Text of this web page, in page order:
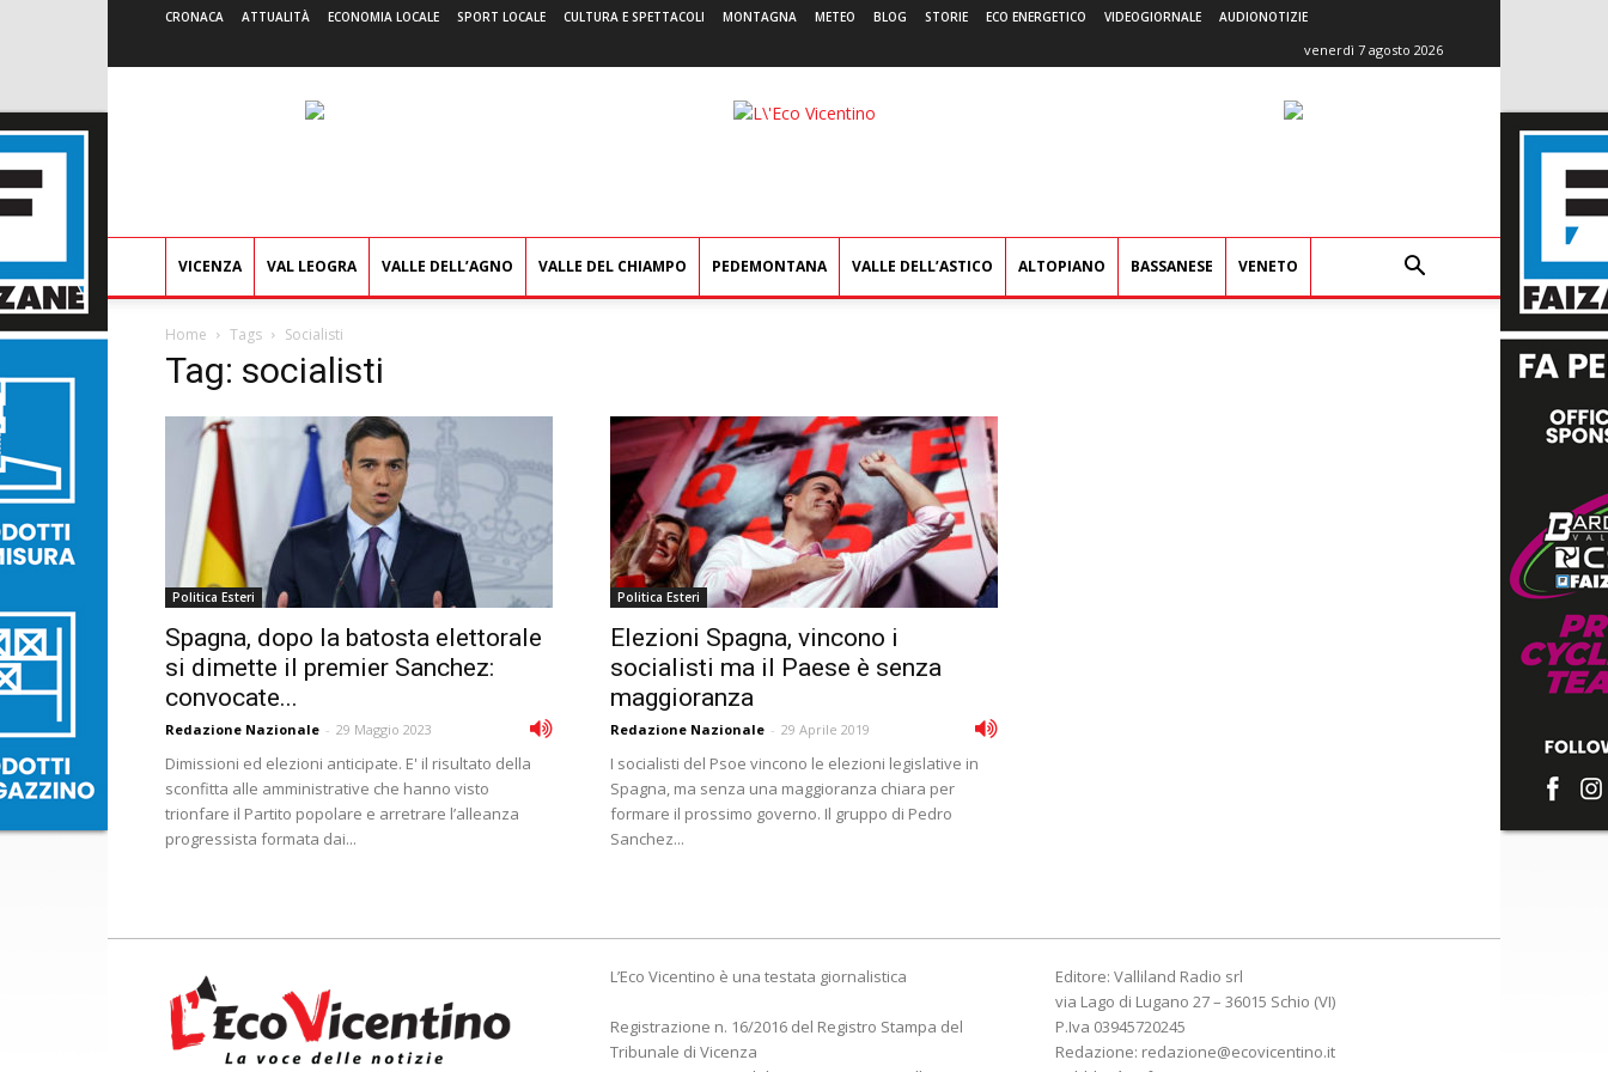
CRONACA ATTUALITÀ ECONOMIA LOCALE SPORT LOCALE CULTURA E SPETTACOLI MONTAGNA METEO BLOG STORIE ECO ENERGETICO VIDEOGIORNALE AUDIONOTIZIE
venerdì 7 agosto 2026
L'Eco
VICENZA VAL LEOGRA VALLE DELL’AGNO VALLE DEL CHIAMPO PEDEMONTANA VALLE DELL’ASTICO ALTOPIANO BASSANESE VENETO
Home Tags Socialisti
Tag: socialisti
Politica Esteri
Spagna, dopo la batosta elettorale
si dimette il premier Sanchez:
convocate...
Redazione Nazionale - 29 Maggio 2023
Dimissioni ed elezioni anticipate. E' il risultato della
sconfitta alle amministrative che hanno visto
trionfare il Partito popolare e arretrare l’alleanza
progressista formata dai...
Politica Esteri
Elezioni Spagna, vincono i
socialisti ma il Paese è senza
maggioranza
Redazione Nazionale - 29 Aprile 2019
I socialisti del Psoe vincono le elezioni legislative in
Spagna, ma senza una maggioranza chiara per
formare il prossimo governo. Il gruppo di Pedro
Sanchez...
L’Eco Vicentino è una testata giornalistica
Registrazione n. 16/2016 del Registro Stampa del
Tribunale di Vicenza
Editore: Valliland Radio srl
via Lago di Lugano 27 – 36015 Schio (VI)
P.Iva 03945720245
Redazione: redazione@ecovicentino.it